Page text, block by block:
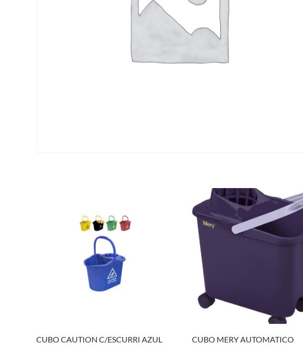
CUBO CAUTION C/ESCURRI AZUL
CUBO MERY AUTOMATICO